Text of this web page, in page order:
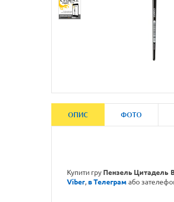
ОПИС ФОТО
Купити гру Пензель Цитадель
Viber, в Телеграм або